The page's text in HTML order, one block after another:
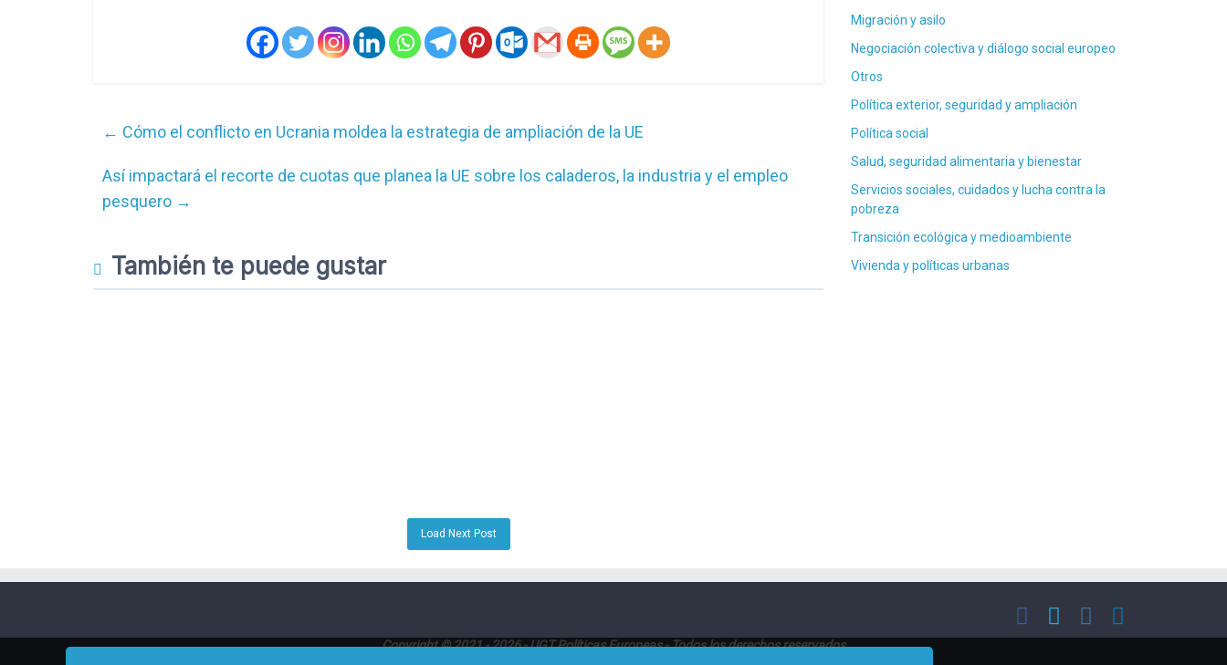
← Cómo el conflicto en Ucrania moldea la estrategia de ampliación de la UE
Así impactará el recorte de cuotas que planea la UE sobre los caladeros, la industria y el empleo
pesquero →
También te puede gustar
Load Next Post
Migración y asilo
Negociación colectiva y diálogo social europeo
Otros
Política exterior, seguridad y ampliación
Política social
Salud, seguridad alimentaria y bienestar
Servicios sociales, cuidados y lucha contra la
pobreza
Transición ecológica y medioambiente
Vivienda y políticas urbanas
Copyright © 2021 - 2026 - UGT Políticas Europeas - Todos los derechos reservados